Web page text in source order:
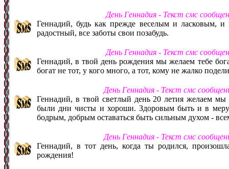
День Геннадия - Текст смс
Геннадий, будь как прежде веселым и ласковым,
радостный, все заботы свои позабудь.
День Геннадия - Текст смс
Геннадий, в твой день рождения мы желаем тебе
богат не тот, у кого много, а тот, кому не жалко
День Геннадия - Текст смс
Геннадий, в твой светлый день 20 летия желаем
были дни чисты и хороши. Здоровым быть и в меру
бодрым, добрым оставаться быть сильным духом -
День Геннадия - Текст смс
Геннадий, в тот день, когда ты родился,
рождения!